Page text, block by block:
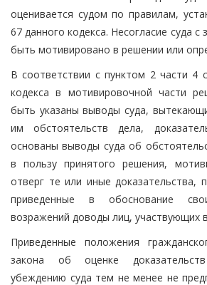
оценивается судом по правилам,
67 данного кодекса. Несогласие суда
быть мотивировано в решении или
В соответствии с пунктом 2 части 4
кодекса в мотивировочной части
быть указаны выводы суда,
им обстоятельств дела,
основаны выводы суда об
в пользу принятого решения,
отверг те или иные доказательства,
приведенные в обоснование
возражений доводы лиц, участвующих
Приведенные положения
закона об оценке
убеждению суда тем не менее не